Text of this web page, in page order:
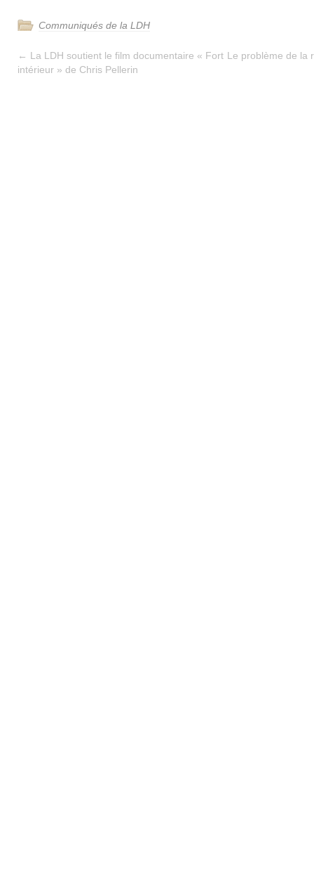
Communiqués de la LDH
← La LDH soutient le film documentaire « Fort
intérieur » de Chris Pellerin
Le problème de la